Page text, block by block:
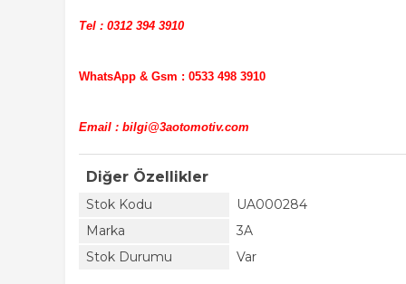
Tel : 0312 394 3910
WhatsApp & Gsm : 0533 498 3910
Email : bilgi@3aotomotiv.com
Diğer Özellikler
Stok Kodu
UA000284
Marka
3A
Stok Durumu
Var